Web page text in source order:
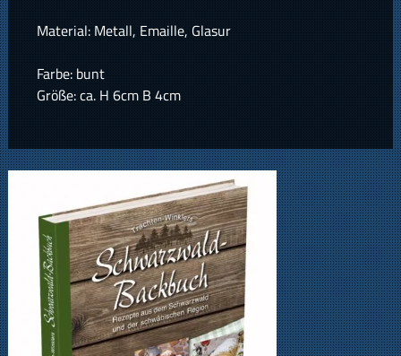
Material: Metall, Emaille, Glasur
Farbe: bunt
Größe: ca. H 6cm B 4cm